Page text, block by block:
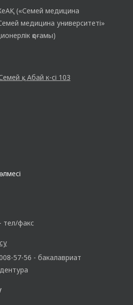
(«Семей медицина
медицина университеті»
қоғамы)
қ., Абай к-сі 103
тел/факс
57-56 - бакалавриат